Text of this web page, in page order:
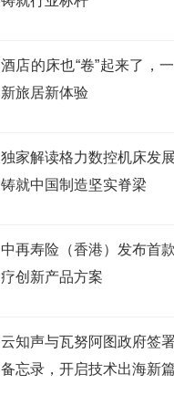
酒店的床也“卷”起来了，
新旅居新体验
独家解读格力数控机床发
铸就中国制造坚实脊梁
中再寿险（香港）发布首
疗创新产品方案
云知声与瓦努阿图政府签
备忘录，开启技术出海新篇